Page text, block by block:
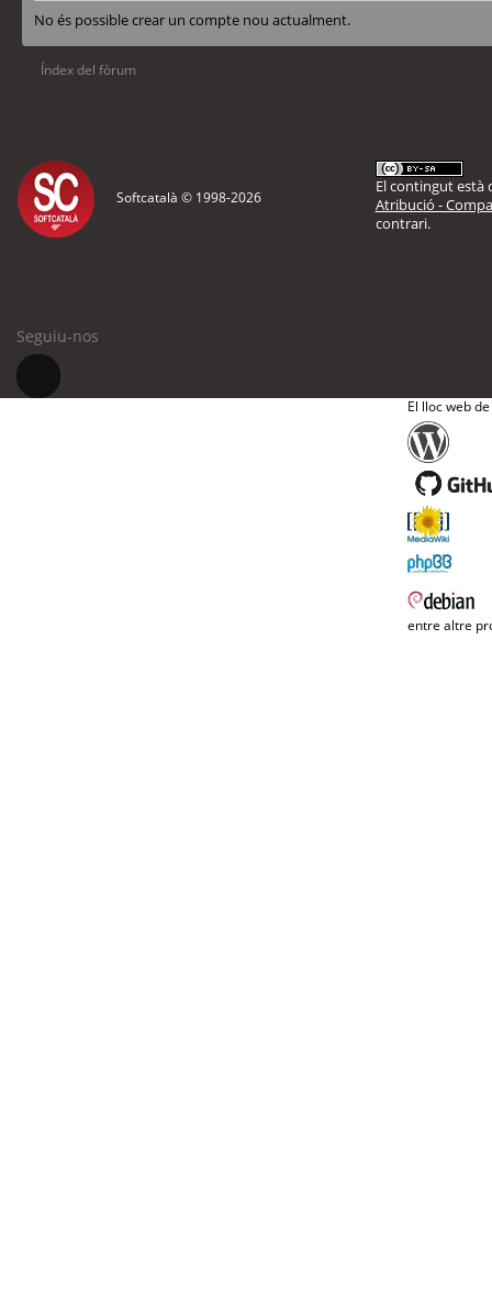
No és possible crear un compte nou actualment.
Índex del fòrum
Softcatalà © 1998-2026
El contingut està
Atribució -
contrari.
Seguiu-nos
El lloc web
entre altre